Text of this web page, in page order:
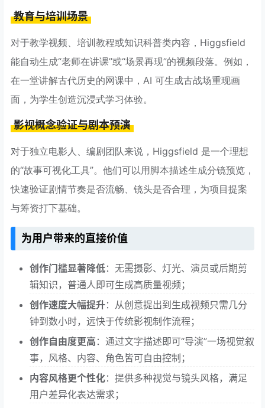
教育与培训场景
对于教学视频、培训教程或知识科普类内容，Higgsfield
能自动生成“老师在讲课”或“场景再现”的视频段落。例如，
在一堂讲解古代历史的网课中，AI 可生成古战场重现画
面，为学生创造沉浸式学习体验。
影视概念验证与剧本预演
对于独立电影人、编剧团队来说，Higgsfield 是一个理想
的“故事可视化工具”。他们可以用脚本描述生成分镜预览，
快速验证剧情节奏是否流畅、镜头是否合理，为项目提案
与筹资打下基础。
为用户带来的直接价值
创作门槛显著降低：无需摄影、灯光、演员或后期剪
辑知识，普通人即可生成高质量视频；
创作速度大幅提升：从创意提出到生成视频只需几分
钟到数小时，远快于传统影视制作流程；
创作自由度更高 ：通过文字描述即可“导演”一场视觉叙
事，风格、内容、角色皆可自由控制；
内容风格更个性化：提供多种视觉与镜头风格，满足
用户差异化表达需求；